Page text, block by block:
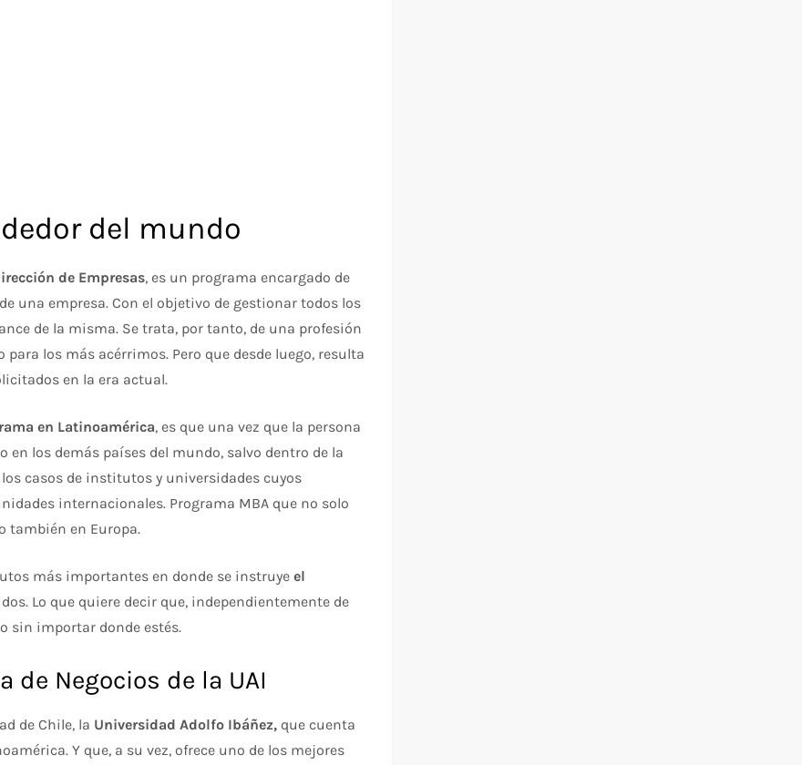
del mundo
de Empresas, es un programa encargado de
una empresa. Con el objetivo de gestionar todos los
de la misma. Se trata, por tanto, de una profesión
los más acérrimos. Pero que desde luego, resulta
en la era actual.
en Latinoamérica, es que una vez que la persona
en los demás países del mundo, salvo dentro de la
casos de institutos y universidades cuyos
internacionales. Programa MBA que no solo
también en Europa.
más importantes en donde se instruyeel
Lo que quiere decir que, independientemente de
sin importar donde estés.
de Negocios de la UAI
de Chile, la Universidad Adolfo Ibáñez, que cuenta
Y que, a su vez, ofrece uno de los mejores